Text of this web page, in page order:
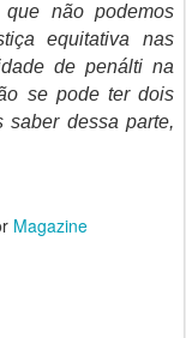
não podemos
equitativa nas
de penálti na
se pode ter dois
saber dessa parte,
Magazine